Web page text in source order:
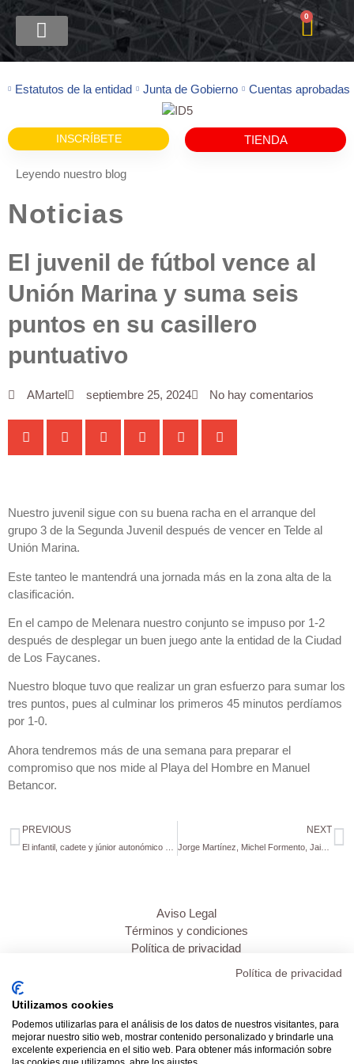
0
Estatutos de la entidad Junta de Gobierno Cuentas aprobadas
INSCRÍBETE TIENDA
Leyendo nuestro blog
Noticias
El juvenil de fútbol vence al
Unión Marina y suma seis
puntos en su casillero
puntuativo
AMartel septiembre 25, 2024 No hay comentarios
Nuestro juvenil sigue con su buena racha en el arranque del
grupo 3 de la Segunda Juvenil después de vencer en Telde al
Unión Marina.
Este tanteo le mantendrá una jornada más en la zona alta de la
clasificación.
En el campo de Melenara nuestro conjunto se impuso por 1-2
después de desplegar un buen juego ante la entidad de la Ciudad
de Los Faycanes.
Nuestro bloque tuvo que realizar un gran esfuerzo para sumar los
tres puntos, pues al culminar los primeros 45 minutos perdíamos
por 1-0.
Ahora tendremos más de una semana para preparar el
compromiso que nos mide al Playa del Hombre en Manuel
Betancor.
PREVIOUS NEXT
Jorge Martínez, Michel Formento, Jaime Martínez y Jaime Noval, con las selecciones de Gran Canaria de baloncesto
Aviso Legal
Términos y condiciones
Política de privacidad
Mi cuenta
Contacto
Política de privacidad
Utilizamos cookies
Podemos utilizarlas para el análisis de los datos de nuestros visitantes, para
mejorar nuestro sitio web, mostrar contenido personalizado y brindarle una
excelente experiencia en el sitio web. Para obtener más información sobre